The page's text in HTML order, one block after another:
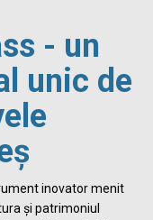
- un
unic de
inovator menit
și patrimoniul